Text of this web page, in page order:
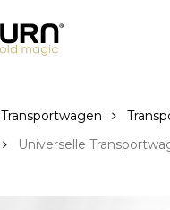
Transportwagen
Universelle